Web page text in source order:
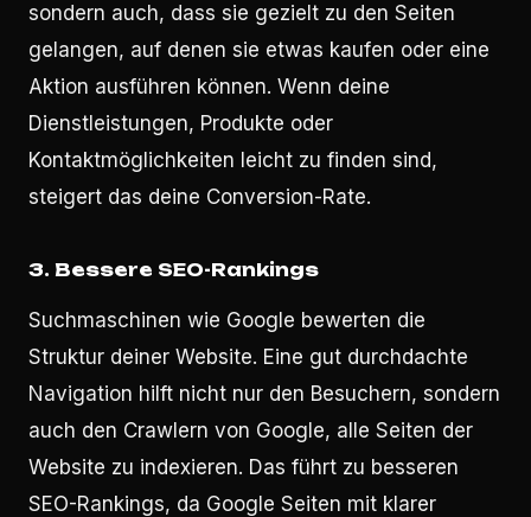
sondern auch, dass sie gezielt zu den Seiten
gelangen, auf denen sie etwas kaufen oder eine
Aktion ausführen können. Wenn deine
Dienstleistungen, Produkte oder
Kontaktmöglichkeiten leicht zu finden sind,
steigert das deine Conversion-Rate.
3. Bessere SEO-Rankings
Suchmaschinen wie Google bewerten die
Struktur deiner Website. Eine gut durchdachte
Navigation hilft nicht nur den Besuchern, sondern
auch den Crawlern von Google, alle Seiten der
Website zu indexieren. Das führt zu besseren
SEO-Rankings, da Google Seiten mit klarer